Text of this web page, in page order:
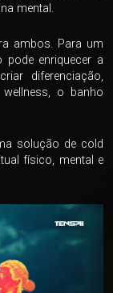
mental.
ambos. Para um
enriquecer a
diferenciação,
o banho
solução de cold
físico, mental e